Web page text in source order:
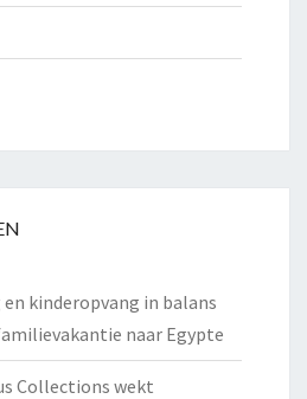
kinderopvang in balans
naar Egypte
Collections wekt